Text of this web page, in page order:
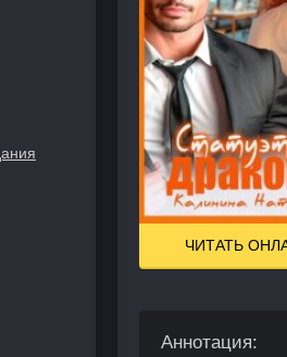
ЧИТАТЬ
Аннотация: